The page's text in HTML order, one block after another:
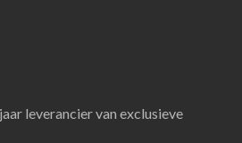
leverancier van exclusieve